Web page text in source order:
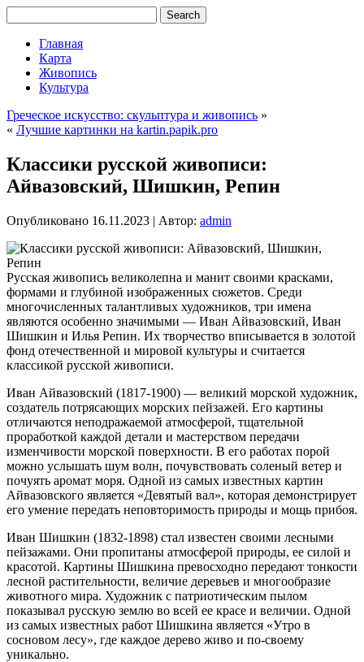
Главная
Карта
Живопись
Культура
Греческое искусство: скульптура и живопись »
« Лучшие картинки на kartin.papik.pro
Классики русской живописи:
Айвазовский, Шишкин, Репин
Опубликовано 16.11.2023 | Автор: admin
Русская живопись великолепна и манит своими красками,
формами и глубиной изображенных сюжетов. Среди
многочисленных талантливых художников, три имена
являются особенно значимыми — Иван Айвазовский, Иван
Шишкин и Илья Репин. Их творчество вписывается в золотой
фонд отечественной и мировой культуры и считается
классикой русской живописи.
Иван Айвазовский (1817-1900) — великий морской художник,
создатель потрясающих морских пейзажей. Его картины
отличаются неподражаемой атмосферой, тщательной
проработкой каждой детали и мастерством передачи
изменчивости морской поверхности. В его работах порой
можно услышать шум волн, почувствовать соленый ветер и
почуять аромат моря. Одной из самых известных картин
Айвазовского является «Девятый вал», которая демонстрирует
его умение передать неповторимость природы и мощь прибоя.
Иван Шишкин (1832-1898) стал известен своими лесными
пейзажами. Они пропитаны атмосферой природы, ее силой и
красотой. Картины Шишкина превосходно передают тонкости
лесной растительности, величие деревьев и многообразие
животного мира. Художник с патриотическим пылом
показывал русскую землю во всей ее красе и величии. Одной
из самых известных работ Шишкина является «Утро в
сосновом лесу», где каждое дерево живо и по-своему
уникально.